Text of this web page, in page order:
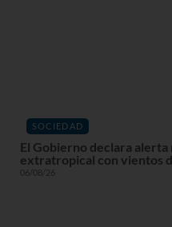
SOCIEDAD
El Gobierno declara
extratropical con vientos
06/08/26